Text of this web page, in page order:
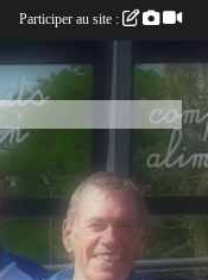
Participer au site :